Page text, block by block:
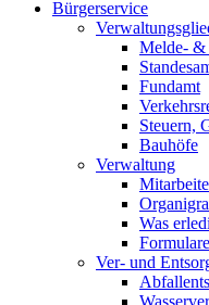
Bürgerservice
Melde- &
Fundamt
Steuern,
Bauhöfe
Verwaltung
Was
Formulare
Ver- und